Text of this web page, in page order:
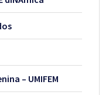
– UMIFEM